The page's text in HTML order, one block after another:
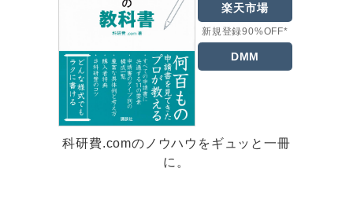
楽天市場
新規登録90%OFF*
DMM
科研費.comのノウハウをギュッと一冊
に。